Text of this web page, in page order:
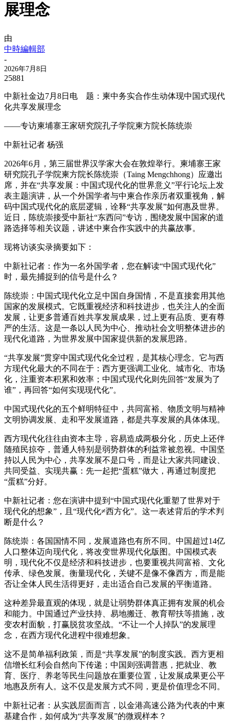
展理念
由
中時編輯部
-
2026年7月8日
25881
中新社金边7月8日电 题：柬中务实合作生动体现中国式现代
化共享发展理念
——专访柬埔寨王家研究院孔子学院柬方院长陈统崇
中新社记者 杨强
2026年6月，第三届世界汉学家大会在敦煌举行。柬埔寨王家
研究院孔子学院柬方院长陈统崇（Taing Mengchhong）应邀出
席，并在“共享发展：中国式现代化的世界意义”平行论坛上发
表主题演讲，从一个外国学者与中柬合作亲历者双重视角，解
码中国式现代化的底层逻辑，诠释“共享发展”如何惠及世界。
近日，陈统崇接受中新社“东西问”专访，围绕发展中国家的道
路选择等相关议题，讲述中柬合作实践中的共赢故事。
现将访谈实录摘要如下：
中新社记者：作为一名外国学者，您在解读“中国式现代化”
时，最先捕捉到的信号是什么？
陈统崇：中国式现代化立足中国自身国情，不是直接套用其他
国家的发展模式。它既重视经济和科技进步，也关注人的全面
发展，让更多普通百姓共享发展成果，过上更有品质、更有尊
严的生活。这是一条以人民为中心、推动社会文明整体进步的
现代化道路，为世界发展中国家提供新的发展思路。
“共享发展”贯穿中国式现代化全过程，是其核心理念。它与西
方现代化最大的不同在于：西方更强调工业化、城市化、市场
化，注重资本积累和效率；中国式现代化则先回答“发展为了
谁”，再回答“如何实现现代化”。
中国式现代化的五个鲜明特征中，共同富裕、物质文明与精神
文明协调发展、走和平发展道路，都是共享发展的具体体现。
西方现代化往往由资本主导，容易造成两极分化，历史上还伴
随殖民掠夺，普通人特别是弱势群体的利益常被忽视。中国坚
持以人民为中心，共享发展不是口号，而是让大家共同建设、
共同受益、实现共赢：先一起把“蛋糕”做大，再通过制度把
“蛋糕”分好。
中新社记者：您在演讲中提到“中国式现代化重塑了世界对于
现代化的想象”，且“现代化≠西方化”。这一表述背后的学术判
断是什么？
陈统崇：各国国情不同，发展道路也有所不同。中国超过14亿
人口整体迈向现代化，将改变世界现代化版图。中国模式表
明，现代化不仅是经济和科技进步，也要重视共同富裕、文化
传承、绿色发展。衡量现代化，关键不是像不像西方，而是能
否让全体人民生活得更好，走出适合自己发展的平衡道路。
这种差异最直观的体现，就是让弱势群体真正拥有发展的机会
和能力。中国通过产业扶持、易地搬迁、教育帮扶等措施，改
变农村面貌，打赢脱贫攻坚战。“不让一个人掉队”的发展理
念，在西方现代化进程中很难想象。
这不是简单福利政策，而是“共享发展”的制度实践。西方更相
信增长红利会自然向下传递；中国则强调普惠，把就业、教
育、医疗、养老等民生问题放在重要位置，让发展成果更公平
地惠及所有人。这不仅是发展方式不同，更是价值理念不同。
中新社记者：从实践层面而言，以金港高速公路为代表的中柬
基建合作，如何成为“共享发展”的微观样本？